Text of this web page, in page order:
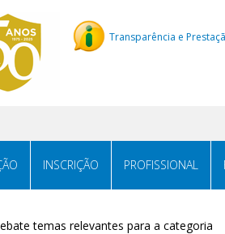
Transparência e
INSCRIÇÃO PROFISSIONAL
temas relevantes para a categoria